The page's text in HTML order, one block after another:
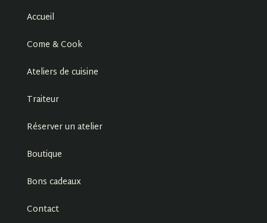
Accueil
Come & Cook
Ateliers de cuisine
Traiteur
Réserver un atelier
Boutique
Bons cadeaux
Contact